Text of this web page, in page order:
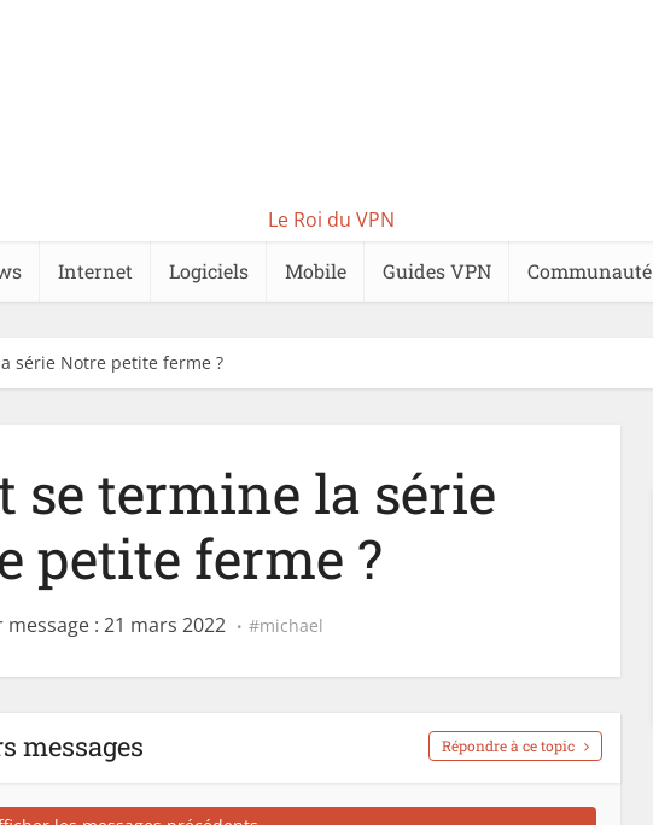
Le Roi du VPN
Internet Logiciels Mobile Guides VPN Communauté
série Notre petite ferme ?
se termine la série
petite ferme ?
: 21 mars 2022 michael
messages Répondre à ce topic